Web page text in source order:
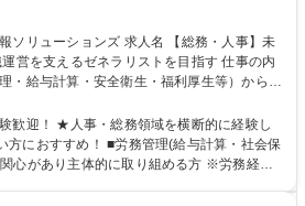
交通費支給 土日祝休み 寮・社宅あり
ズ 求人名 【総務・人事】未
支えるゼネラリストを目指す 仕事の内
・給与計算・安全衛生・福利厚生等）からお
・採用・教育業務へ守備範囲を広げ、組織運
：労働時間管理、給与
生管理、安全衛生、健康経営推進等をお任せ
者管理など、幅広く経験を積んでいただき
歓迎！ ★人事・総務領域を横断的に経験し
労務管理(給与計算・社会保
心があり主体的に取り組める方 ※労務経験